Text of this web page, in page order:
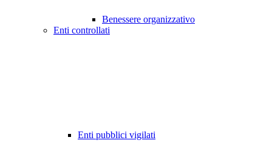
Benessere organizzativo
Enti controllati
Enti pubblici vigilati